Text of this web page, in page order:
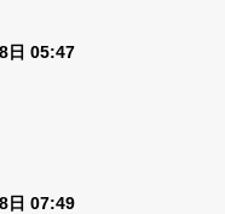
日 05:47
日 07:49